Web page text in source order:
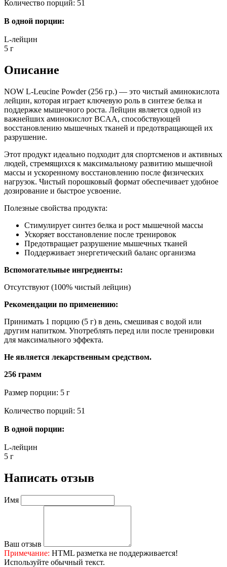
Количество порций: 51
В одной порции:
L-лейцин
5 г
Описание
NOW L-Leucine Powder (256 гр.) — это чистый аминокислота
лейцин, которая играет ключевую роль в синтезе белка и
поддержке мышечного роста. Лейцин является одной из
важнейших аминокислот BCAA, способствующей
восстановлению мышечных тканей и предотвращающей их
разрушение.
Этот продукт идеально подходит для спортсменов и активных
людей, стремящихся к максимальному развитию мышечной
массы и ускоренному восстановлению после физических
нагрузок. Чистый порошковый формат обеспечивает удобное
дозирование и быстрое усвоение.
Полезные свойства продукта:
Стимулирует синтез белка и рост мышечной массы
Ускоряет восстановление после тренировок
Предотвращает разрушение мышечных тканей
Поддерживает энергетический баланс организма
Вспомогательные ингредиенты:
Отсутствуют (100% чистый лейцин)
Рекомендации по применению:
Принимать 1 порцию (5 г) в день, смешивая с водой или
другим напитком. Употреблять перед или после тренировки
для максимального эффекта.
Не является лекарственным средством.
256 грамм
Размер порции: 5 г
Количество порций: 51
В одной порции:
L-лейцин
5 г
Написать отзыв
Имя
Ваш отзыв
Примечание: HTML разметка не поддерживается!
Используйте обычный текст.